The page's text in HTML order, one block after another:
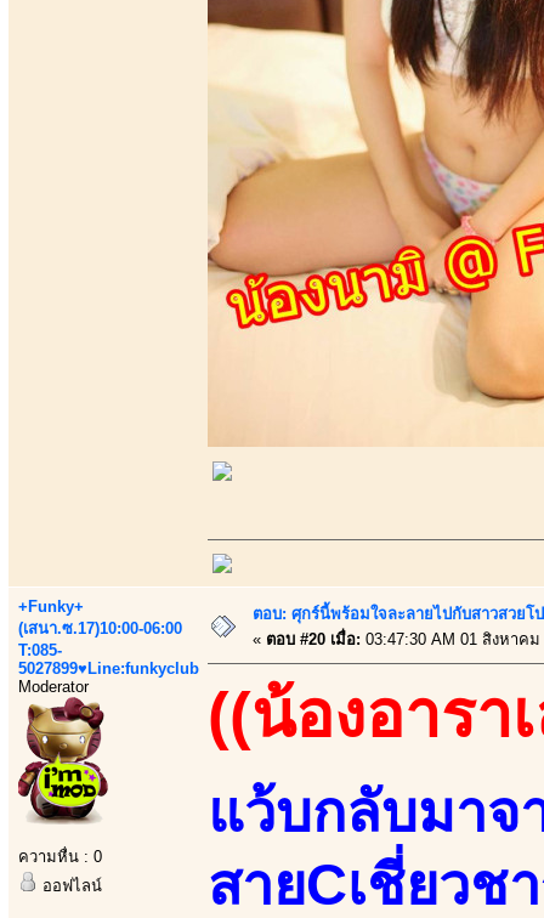
+Funky+
(เสนา.ซ.17)10:00-06:00
T:085-
5027899♥Line:funkyclub
Moderator
ความหื่น : 0
ออฟไลน์
ตอบ: ศุกร์นี้พร้อมใจละลายไปกับสาวสวย
« ตอบ #20 เมื่อ: 03:47:30 AM 01 สิงหาคม
((น้องอารา
แว้บกลับมาจ
สายCเชี่ยวช